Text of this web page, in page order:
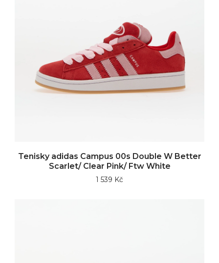
Tenisky adidas Campus 00s Double W Better
Scarlet/ Clear Pink/ Ftw White
1 539 Kč